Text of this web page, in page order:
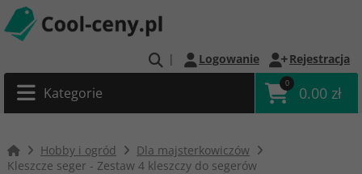
| Logowanie Rejestracja
Kategorie
0
0.00 zł
Hobby i ogród
Dla majsterkowiczów
Kleszcze seger - Zestaw 4 kleszczy do segerów